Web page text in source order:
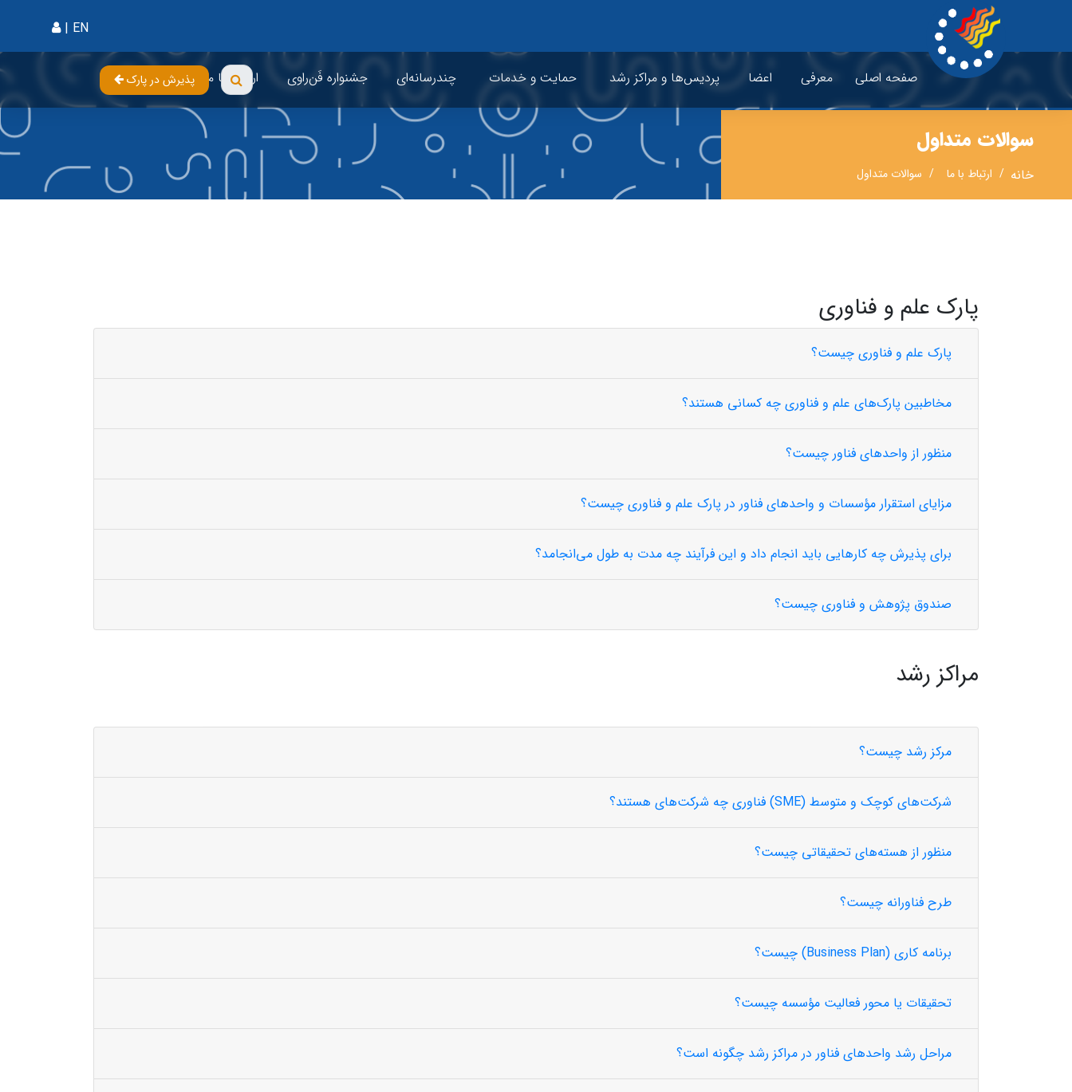
EN
|
صفحه اصلی معرفی اعضا پردیس‌ها و مراکز رشد حمایت و خدمات چندرسانه‌ای جشنواره فَن‌راوی ارتباط با ما پذیرش در پارک
سوالات متداول
خانه ارتباط با ما سوالات متداول
پارک علم و فناوری
پارک علم و فناوری چیست؟
مخاطبین پارک‌های علم و فناوری چه کسانی هستند؟
منظور از واحدهای فناور چیست؟
مزایای استقرار مؤسسات و واحدهای فناور در پارک علم و فناوری چیست؟
برای پذیرش چه کارهایی باید انجام داد و این فرآیند چه مدت به طول می‌انجامد؟
صندوق پژوهش و فناوری چیست؟
مراکز رشد
مرکز رشد چیست؟
شرکت‌های کوچک و متوسط (SME) فناوری چه شرکت‌های هستند؟
منظور از هسته‌های تحقیقاتی چیست؟
طرح فناورانه چیست؟
برنامه کاری (Business Plan) چیست؟
تحقیقات یا محور فعالیت مؤسسه چیست؟
مراحل رشد واحدهای فناور در مراکز رشد چگونه است؟